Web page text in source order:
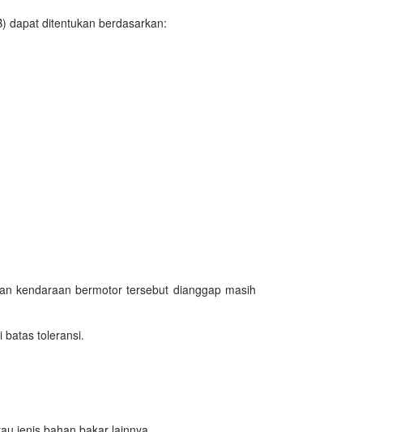
dapat ditentukan berdasarkan:
kendaraan bermotor tersebut dianggap masih
batas toleransi.